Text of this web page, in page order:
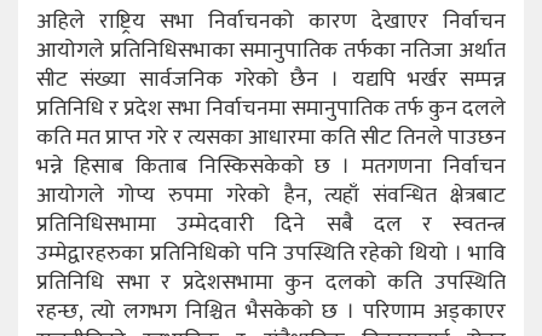
अहिले राष्ट्रिय सभा निर्वाचनको कारण देखाएर निर्वाचन
आयोगले प्रतिनिधिसभाका समानुपातिक तर्फका नतिजा अर्थात
सीट संख्या सार्वजनिक गरेको छैन । यद्यपि भर्खर सम्पन्न
प्रतिनिधि र प्रदेश सभा निर्वाचनमा समानुपातिक तर्फ कुन दलले
कति मत प्राप्त गरे र त्यसका आधारमा कति सीट तिनले पाउछन
भन्ने हिसाब किताब निस्किसकेको छ । मतगणना निर्वाचन
आयोगले गोप्य रुपमा गरेको हैन, त्यहाँ संवन्धित क्षेत्रबाट
प्रतिनिधिसभामा उम्मेदवारी दिने सबै दल र स्वतन्त्र
उम्मेद्वारहरुका प्रतिनिधिको पनि उपस्थिति रहेको थियो । भावि
प्रतिनिधि सभा र प्रदेशसभामा कुन दलको कति उपस्थिति
रहन्छ, त्यो लगभग निश्चित भैसकेको छ । परिणाम अड्काएर